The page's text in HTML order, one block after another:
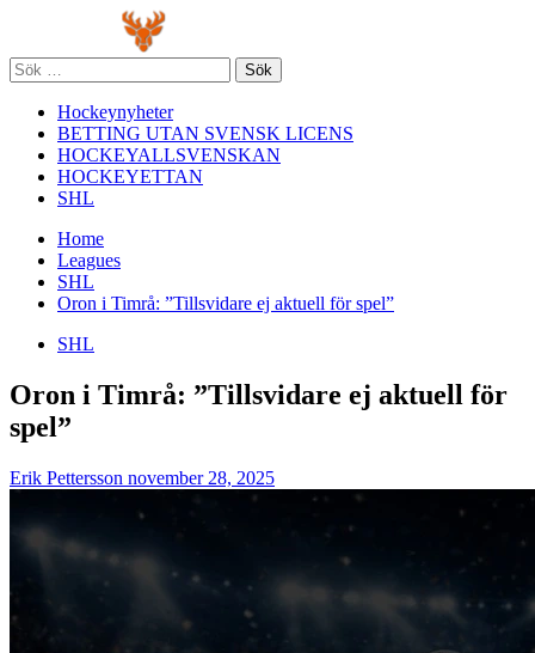
content
Sök
efter:
Hockeynyheter
BETTING UTAN SVENSK LICENS
HOCKEYALLSVENSKAN
HOCKEYETTAN
SHL
Home
Leagues
SHL
Oron i Timrå: ”Tillsvidare ej aktuell för spel”
SHL
Oron i Timrå: ”Tillsvidare ej aktuell för
spel”
Erik Pettersson november 28, 2025